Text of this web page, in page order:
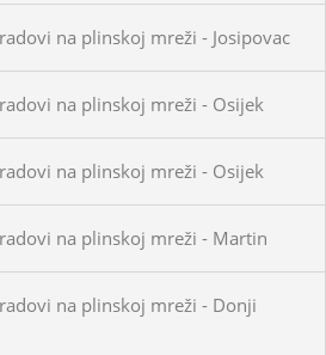
na plinskoj mreži - Josipovac
na plinskoj mreži - Osijek
na plinskoj mreži - Osijek
na plinskoj mreži - Martin
na plinskoj mreži - Donji